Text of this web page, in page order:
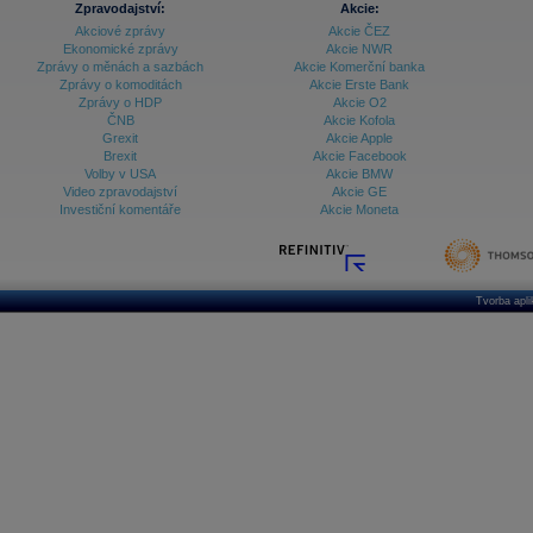
Archiv - Vývoj české koruny
Archiv analýz - Makroukazatele
Ceny průmyslových výrobců - Data a prognózy
Ceny průmyslových výrobců - Graf (ČR)
Ceny průmyslových výrobců - Kalendář (ČR)
Ceny průmyslových výrobců - Zpravodajství
Databanka - Ceny
Zpravodajství:
Akciové zprávy
Ekonomické zprávy
Zprávy o měnách a sazbách
Zprávy o komoditách
Zprávy o HDP
ČNB
Grexit
Brexit
Volby v USA
Video zpravodajství
Investiční komentáře
Akcie:
Akcie ČEZ
Akcie NWR
Akcie Komerční banka
Akcie Erste Bank
Akcie O2
Akcie Kofola
Akcie Apple
Akcie Facebook
Akcie BMW
Akcie GE
Akcie Moneta
Tvorba